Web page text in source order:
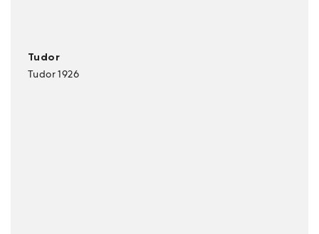
Tudor
Tudor 1926